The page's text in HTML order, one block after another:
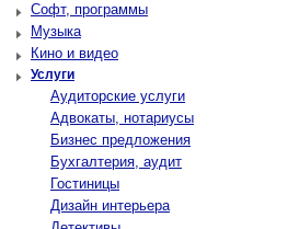
Софт, программы
Музыка
Кино и видео
Услуги
Аудиторские услуги
Адвокаты, нотариусы
Бизнес предложения
Бухгалтерия, аудит
Гостиницы
Дизайн интерьера